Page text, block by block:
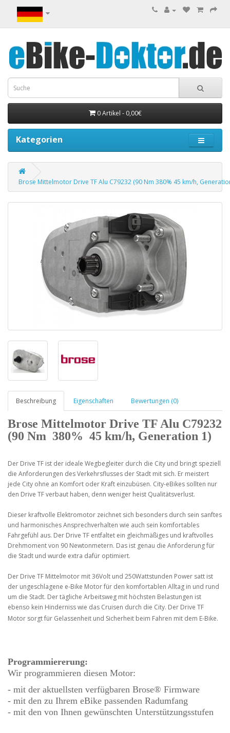
0 Artikel - 0,00€
Kategorien
Brose Mittelmotor Drive TF Alu C79232 (90 Nm 380% 45 km/h,
Beschreibung Eigenschaften Bewertungen (0)
Brose Mittelmotor Drive TF Alu C79232
(90 Nm 380% 45 km/h, Generation 1)
Der Drive TF ist der ideale Wegbegleiter durch die City und bringt speziell
die Anforderungen des Verkehrsflusses der Stadt mit sich. Er meistert
jede City ohne an Komfort oder Kraft einzubüsen. City-eBikes sollten nur
den Drive TF verbaut haben, denn weniger heist Qualitätsverlust.
Dieser kraftvolle Elektromotor zeichnet sich besonders durch sein sanftes
und harmonisches Ansprechverhalten wie auch sein komfortables
Fahrgefühl aus. Der Drive TF entfaltet ein gleichmäßiges und kraftvolles
Drehmoment von 90 Newtonmetern. Das ist genau die Anforderung für
die Stadt und wurde extra dafür optimiert.
Der Drive TF Mittelmotor mit 36Volt und 250Wattstunden Power satt ist
der ungeschlagene e-Bike Motor für den komfortablen Alltag in und rund
um die Stadt. Der tägliche Arbeitsweg mit höchsten Belastungen ist
ebenso kein Hinderniss wie das Cruisen durch die City. Der Drive TF
Motor sorgt für Gelassenheit und Sicherheit beim Fahren mit dem E-Bike.
Programmiererung:
Wir programmieren diesen Motor:
- mit der aktuellsten verfügbaren Brose® Firmware
- mit den zu Ihrem eBike passenden Radumfang
- mit den von Ihnen gewünschten Unterstützungsstufen